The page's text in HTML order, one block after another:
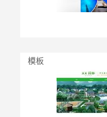
模板